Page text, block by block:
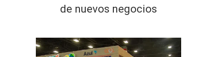
de nuevos negocios